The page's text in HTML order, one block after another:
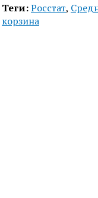
Теги:Росстат,
корзина